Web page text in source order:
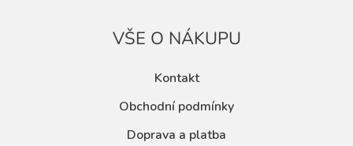
VŠE O NÁKUPU
Kontakt
Obchodní podmínky
Doprava a platba